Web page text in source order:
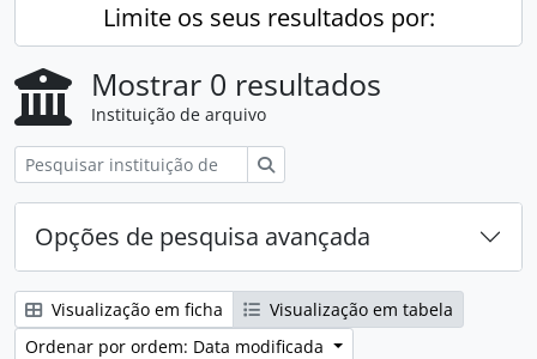
Limite os seus resultados por:
Mostrar 0 resultados
Instituição de arquivo
Opções de pesquisa avançada
Visualização em ficha
Visualização em tabela
Ordenar por ordem: Data modificada